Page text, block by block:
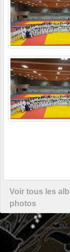
Voir tous les
photos